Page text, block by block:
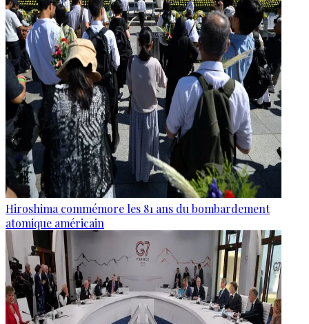
Hiroshima commémore les 81 ans du bombardement
atomique américain